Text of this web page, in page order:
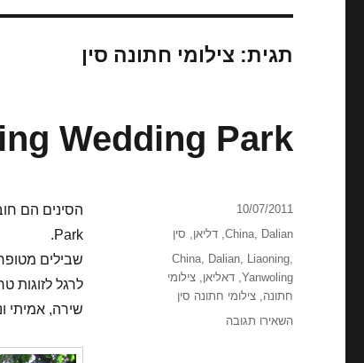
תגית: צילומי חתונה סין
Wedding Park
Park.
שבילים
לרגל לזוגות
שירה, אמיתי
פורסם
בתאריך
10/07/2011
קטגוריותChina, Dalian
,דליאן, סין
תגיות
China, Dalian, Liaoning,
Yanwoling
,דאליאן,צילומי
חתונה,צילומי חתונה סין
השאירו תגובה